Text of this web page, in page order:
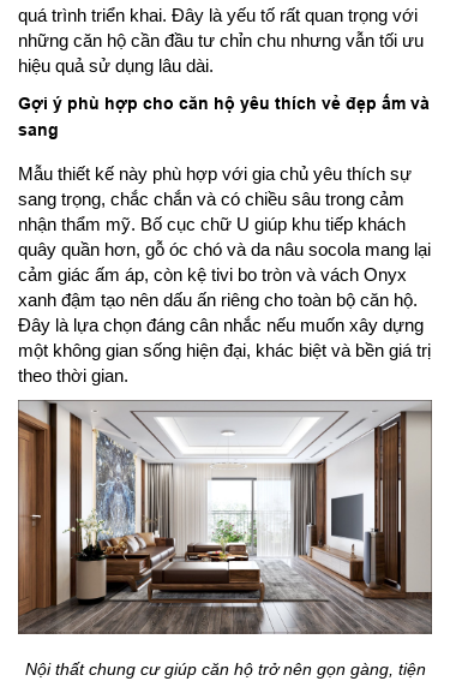
quá trình triển khai. Đây là yếu tố rất quan trọng với
những căn hộ cần đầu tư chỉn chu nhưng vẫn tối ưu
hiệu quả sử dụng lâu dài.
Gợi ý phù hợp cho căn hộ yêu thích vẻ đẹp ấm và
sang
Mẫu thiết kế này phù hợp với gia chủ yêu thích sự
sang trọng, chắc chắn và có chiều sâu trong cảm
nhận thẩm mỹ. Bố cục chữ U giúp khu tiếp khách
quây quần hơn, gỗ óc chó và da nâu socola mang lại
cảm giác ấm áp, còn kệ tivi bo tròn và vách Onyx
xanh đậm tạo nên dấu ấn riêng cho toàn bộ căn hộ.
Đây là lựa chọn đáng cân nhắc nếu muốn xây dựng
một không gian sống hiện đại, khác biệt và bền giá trị
theo thời gian.
Nội thất chung cư giúp căn hộ trở nên gọn gàng, tiện